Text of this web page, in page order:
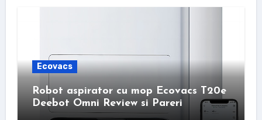
Ecovacs
Robot aspirator cu mop Ecovacs T20e
Deebot Omni Review si Pareri